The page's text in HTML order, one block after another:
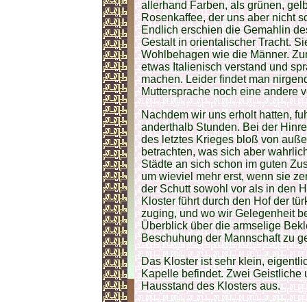
allerhand Farben, als grünen,
Rosenkaffee, der uns aber nicht
Endlich erschien die Gemahlin
Gestalt in orientalischer Tracht.
Wohlbehagen wie die Männer.
etwas Italienisch verstand und
machen. Leider findet man
Muttersprache noch eine andere
Nachdem wir uns erholt hatten,
anderthalb Stunden. Bei der
des letztes Krieges bloß von
betrachten, was sich aber
Städte an sich schon im guten
um wieviel mehr erst, wenn sie
der Schutt sowohl vor als in den
Kloster führt durch den Hof der
zuging, und wo wir Gelegenheit
Überblick über die armselige
Beschuhung der Mannschaft zu
Das Kloster ist sehr klein,
Kapelle befindet. Zwei Geistliche
Hausstand des Klosters aus.